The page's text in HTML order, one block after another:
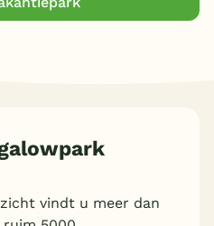
vindt u meer dan